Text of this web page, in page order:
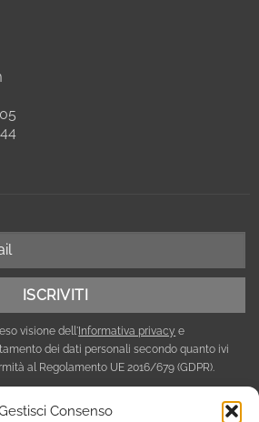
Consenso
visione dell'Informativa privacy e
dei dati personali secondo quanto ivi
al Regolamento UE 2016/679 (GDPR).